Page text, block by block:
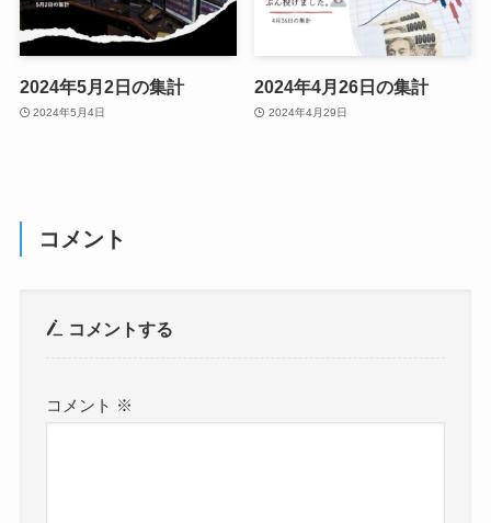
2024年5月2日の集計
2024年5月4日
2024年4月26日の集計
2024年4月29日
コメント
コメントする
コメント ※